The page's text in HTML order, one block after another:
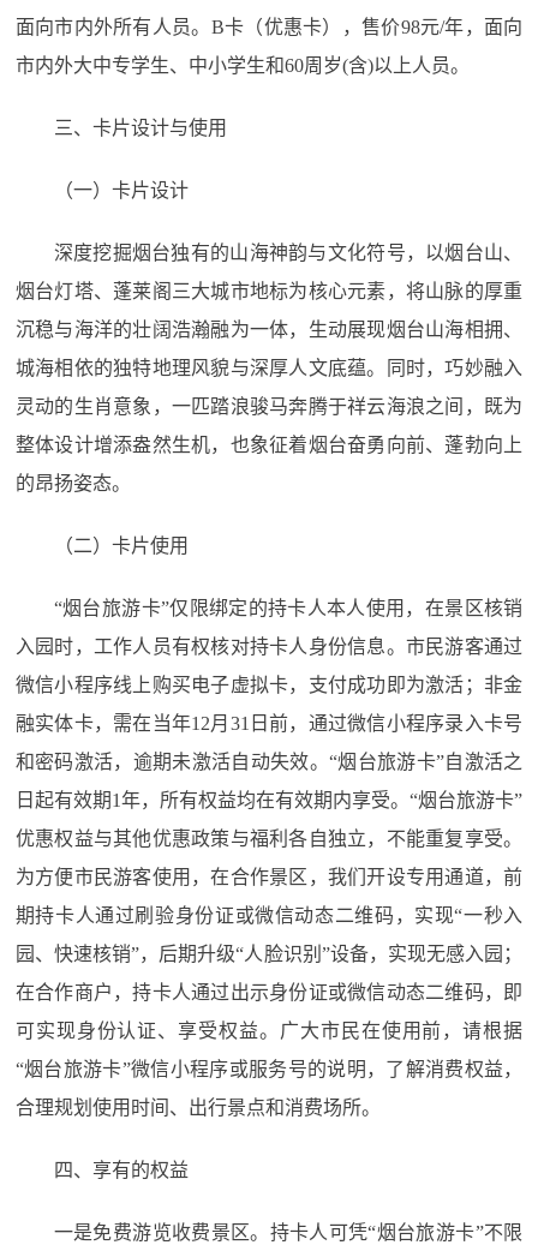
面向市内外所有人员。B卡（优惠卡），售价98元/年，面向
市内外大中专学生、中小学生和60周岁(含)以上人员。
三、卡片设计与使用
（一）卡片设计
深度挖掘烟台独有的山海神韵与文化符号，以烟台山、
烟台灯塔、蓬莱阁三大城市地标为核心元素，将山脉的厚重
沉稳与海洋的壮阔浩瀚融为一体，生动展现烟台山海相拥、
城海相依的独特地理风貌与深厚人文底蕴。同时，巧妙融入
灵动的生肖意象，一匹踏浪骏马奔腾于祥云海浪之间，既为
整体设计增添盎然生机，也象征着烟台奋勇向前、蓬勃向上
的昂扬姿态。
（二）卡片使用
“烟台旅游卡”仅限绑定的持卡人本人使用，在景区核销
入园时，工作人员有权核对持卡人身份信息。市民游客通过
微信小程序线上购买电子虚拟卡，支付成功即为激活；非金
融实体卡，需在当年12月31日前，通过微信小程序录入卡号
和密码激活，逾期未激活自动失效。“烟台旅游卡”自激活之
日起有效期1年，所有权益均在有效期内享受。“烟台旅游卡”
优惠权益与其他优惠政策与福利各自独立，不能重复享受。
为方便市民游客使用，在合作景区，我们开设专用通道，前
期持卡人通过刷验身份证或微信动态二维码，实现“一秒入
园、快速核销”，后期升级“人脸识别”设备，实现无感入园；
在合作商户，持卡人通过出示身份证或微信动态二维码，即
可实现身份认证、享受权益。广大市民在使用前，请根据
“烟台旅游卡”微信小程序或服务号的说明，了解消费权益，
合理规划使用时间、出行景点和消费场所。
四、享有的权益
一是免费游览收费景区。持卡人可凭“烟台旅游卡”不限